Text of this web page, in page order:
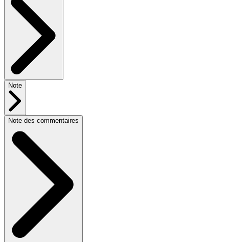
Note
Note des commentaires